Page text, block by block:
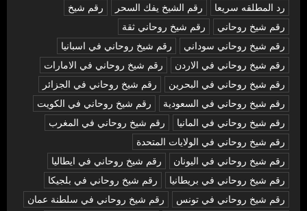
رد المطلقه سريعا
رقم الشيخ يفك السحر
رقم شيخ
رقم شيخ روحاني
رقم شيخ روحاني ثقة
رقم شيخ روحاني سوداني
رقم شيخ روحاني في اسبانيا
رقم شيخ روحاني في الاردن
رقم شيخ روحاني في الامارات
رقم شيخ روحاني في البحرين
رقم شيخ روحاني في الجزائر
رقم شيخ روحاني في السعودية
رقم شيخ روحاني في الكويت
رقم شيخ روحاني في المانيا
رقم شيخ روحاني في المغرب
رقم شيخ روحاني في الولايات المتحدة
رقم شيخ روحاني في اليونان
رقم شيخ روحاني في ايطاليا
رقم شيخ روحاني في بريطانيا
رقم شيخ روحاني في بلجيكا
رقم شيخ روحاني في تونس
رقم شيخ روحاني في سلطنة عمان